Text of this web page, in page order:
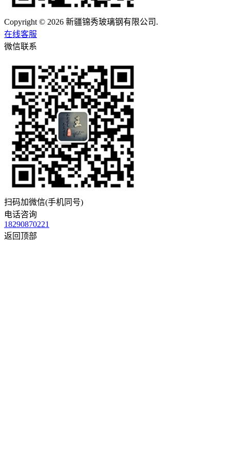
Copyright © 2026 新疆锦秀玻璃钢有限公司.
在线客服
微信联系
扫码加微信(手机同号)
电话咨询
18290870221
返回顶部